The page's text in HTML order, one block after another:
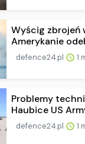
Wyścig zbrojeń
Amerykanie
defence24.pl 1
Problemy
Haubice US
defence24.pl 1